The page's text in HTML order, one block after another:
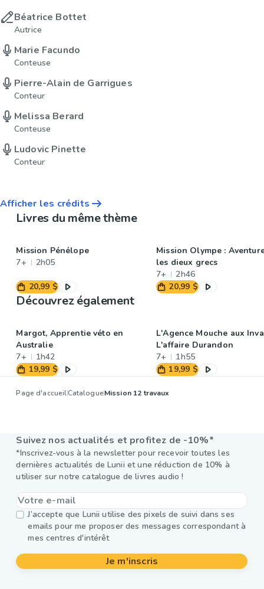
Béatrice Bottet
Autrice
Marie Facundo
Conteuse
Pierre-Alain de Garrigues
Conteur
Melissa Berard
Conteuse
Ludovic Pinette
Conteur
Afficher les crédits
Livres du même thème
Mission Pénélope
7+
2h05
20,99 $
Mission Olympe :
les dieux grecs
7+
2h46
20,99 $
Découvrez également
Margot, Apprentie véto en
Australie
7+
1h42
19,99 $
L'Agence Mouche aux
L'affaire Durandon
7+
1h55
19,99 $
Page d'accueilCatalogueMission 12 travaux
Suivez nos actualités et profitez de -10%*
*Inscrivez-vous à la newsletter pour recevoir toutes les
dernières actualités de Lunii et une réduction de 10% à
utiliser sur notre catalogue de livres audio !
J’accepte que Lunii utilise des pixels de suivi dans ses
emails pour me proposer des messages correspondant à
mes centres d'intérêt
Je m'inscris